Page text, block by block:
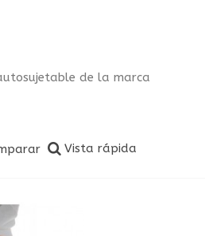
de la marca
Vista rápida